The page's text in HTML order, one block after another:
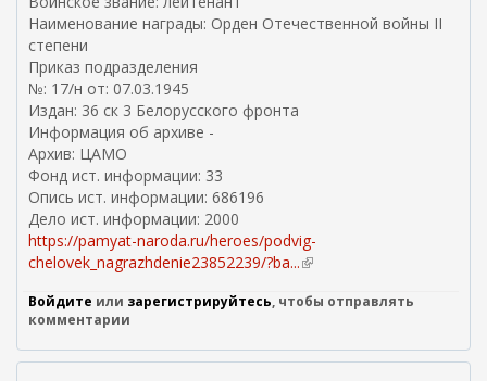
к
Наименование награды: Орден Отечественной войны II
степени
Приказ подразделения
№: 17/н от: 07.03.1945
Издан: 36 ск 3 Белорусского фронта
Информация об архиве -
Архив: ЦАМО
Фонд ист. информации: 33
Опись ист. информации: 686196
Дело ист. информации: 2000
https://pamyat-naroda.ru/heroes/podvig-
chelovek_nagrazhdenie23852239/?ba...(
н
ш
Войдите или зарегистрируйтесь, чтобы отправлять
комментарии